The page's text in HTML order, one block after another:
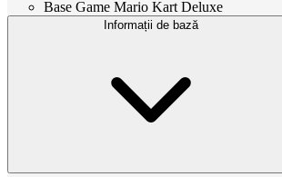
Base Game Mario Kart Deluxe
Informații de bază